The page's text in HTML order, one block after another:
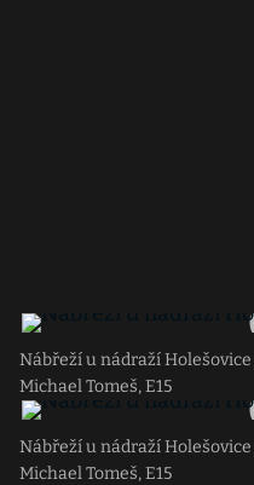
Nábřeží u nádraží
Michael Tomeš, E15
Nábřeží u nádraží
Michael Tomeš, E15